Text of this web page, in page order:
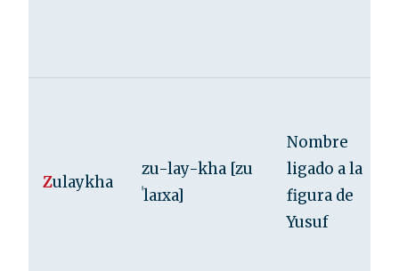
Zulaykha
zu-lay-kha [zu
ˈlaɪxa]
Nombre
ligado a la
figura de
Yusuf